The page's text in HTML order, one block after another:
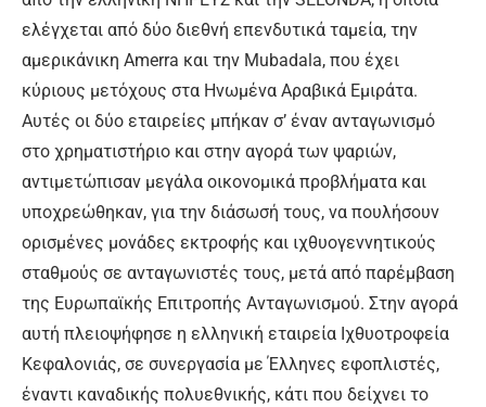
ελέγχεται από δύο διεθνή επενδυτικά ταμεία, την
αμερικάνικη Amerra και την Mubadala, που έχει
κύριους μετόχους στα Ηνωμένα Αραβικά Εμιράτα.
Αυτές οι δύο εταιρείες μπήκαν σ’ έναν ανταγωνισμό
στο χρηματιστήριο και στην αγορά των ψαριών,
αντιμετώπισαν μεγάλα οικονομικά προβλήματα και
υποχρεώθηκαν, για την διάσωσή τους, να πουλήσουν
ορισμένες μονάδες εκτροφής και ιχθυογεννητικούς
σταθμούς σε ανταγωνιστές τους, μετά από παρέμβαση
της Ευρωπαϊκής Επιτροπής Ανταγωνισμού. Στην αγορά
αυτή πλειοψήφησε η ελληνική εταιρεία Ιχθυοτροφεία
Κεφαλονιάς, σε συνεργασία με Έλληνες εφοπλιστές,
έναντι καναδικής πολυεθνικής, κάτι που δείχνει το